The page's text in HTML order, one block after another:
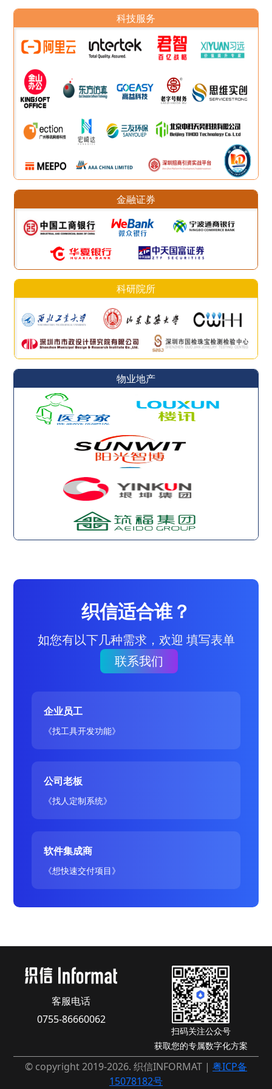
科技服务
金融证券
科研院所
物业地产
织信适合谁？
如您有以下几种需求，欢迎 填写表单
联系我们
企业员工
《找工具开发功能》
公司老板
《找人定制系统》
软件集成商
《想快速交付项目》
客服电话
0755-86660062
扫码关注公众号
获取您的专属数字化方案
© copyright 2019-2026. 织信INFORMAT | 粤ICP备
15078182号